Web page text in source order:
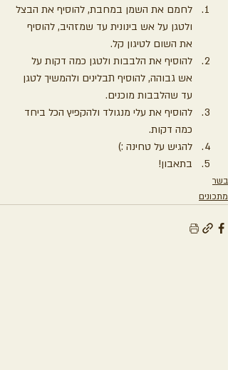
לחמם את השמן במחבת, להוסיף את הבצל
ולטגן על אש בינונית עד שמזהיב, להוסיף
את השום לטיגון קל.
להוסיף את הלבבות ולטגן כמה דקות על
אש גבוהה, להוסיף תבלינים ולהמשיך לטגן
עד שהלבבות מוכנים.
להוסיף את עלי מנגולד ולהקפיץ הכל ביחד
כמה דקות.
להגיש על טחינה :)
בתאבון!
בשר
מתכונים